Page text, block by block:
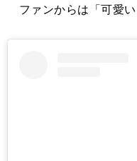
ファンからは「可愛い